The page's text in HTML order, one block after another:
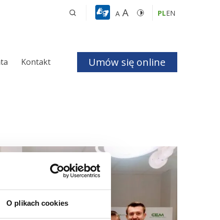
O plikach cookies
A A PLEN
Umów się online
Kontakt